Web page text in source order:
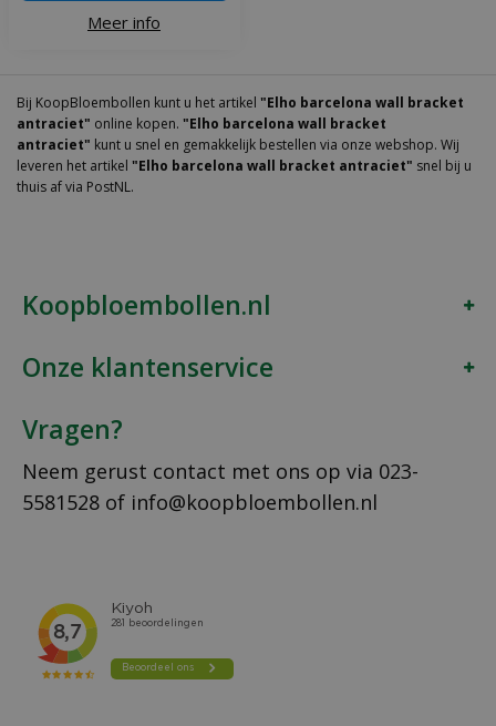
Meer info
Bij KoopBloembollen kunt u het artikel "Elho barcelona wall bracket
antraciet" online kopen. "Elho barcelona wall bracket
antraciet" kunt u snel en gemakkelijk bestellen via onze webshop. Wij
leveren het artikel "Elho barcelona wall bracket antraciet" snel bij u
thuis af via PostNL.
Koopbloembollen.nl
Onze klantenservice
Vragen?
Neem gerust contact met ons op via 023-
5581528 of info@koopbloembollen.nl